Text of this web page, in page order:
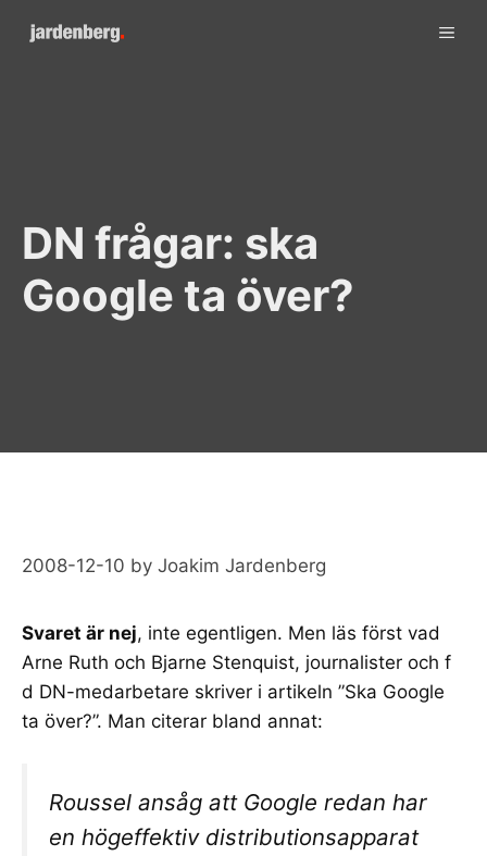
DN frågar: ska
Google ta över?
2008-12-10 by Joakim Jardenberg
Svaret är nej, inte egentligen. Men läs först vad
Arne Ruth och Bjarne Stenquist, journalister och f
d DN-medarbetare skriver i artikeln ”Ska Google
ta över?”. Man citerar bland annat:
Roussel ansåg att Google redan har
en högeffektiv distributionsapparat